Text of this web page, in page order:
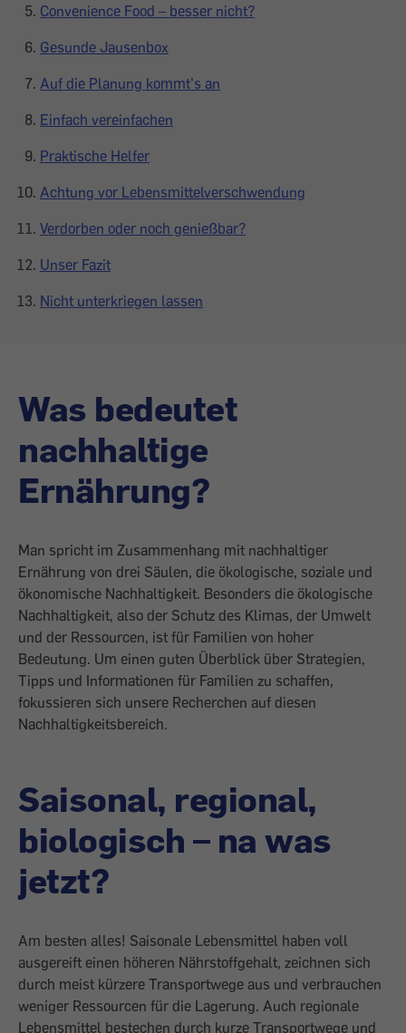
Convenience Food – besser nicht?
Gesunde Jausenbox
Auf die Planung kommt’s an
Einfach vereinfachen
Praktische Helfer
Achtung vor Lebensmittelverschwendung
Verdorben oder noch genießbar?
Unser Fazit
Nicht unterkriegen lassen
Was bedeutet
nachhaltige
Ernährung?
Man spricht im Zusammenhang mit nachhaltiger
Ernährung von drei Säulen, die ökologische, soziale und
ökonomische Nachhaltigkeit. Besonders die ökologische
Nachhaltigkeit, also der Schutz des Klimas, der Umwelt
und der Ressourcen, ist für Familien von hoher
Bedeutung. Um einen guten Überblick über Strategien,
Tipps und Informationen für Familien zu schaffen,
fokussieren sich unsere Recherchen auf diesen
Nachhaltigkeitsbereich.
Saisonal, regional,
biologisch – na was
jetzt?
Am besten alles! Saisonale Lebensmittel haben voll
ausgereift einen höheren Nährstoffgehalt, zeichnen sich
durch meist kürzere Transportwege aus und verbrauchen
weniger Ressourcen für die Lagerung. Auch regionale
Lebensmittel bestechen durch kurze Transportwege und